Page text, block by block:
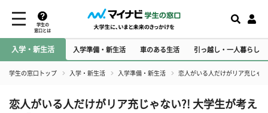
学生の
窓口とは
入学・新生活 入学準備・新生活 車のある生活 引っ越し・一人暮らし
学生の窓口トップ 入学・新生活 入学準備・新生活 恋人がいる人だけがリア充じゃ
恋人がいる人だけがリア充じゃない?! 大学生が考え